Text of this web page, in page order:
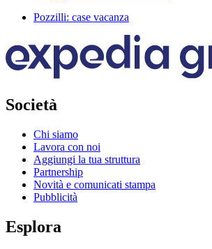
Pozzilli: case vacanza
Società
Chi siamo
Lavora con noi
Aggiungi la tua struttura
Partnership
Novità e comunicati stampa
Pubblicità
Esplora